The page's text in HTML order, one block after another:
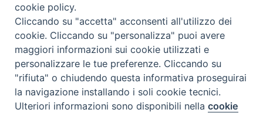
CONTATTI
Piazza Arcivescovado, 1 48121- Ravenna
tel 0544.541655
curia@diocesiravennacervia.it
Per segnalazioni tecniche e aggiornamenti:
webmaster@diocesiravennacervia.it
Preferenze Cookie
cookie policy.
Cliccando su "accetta" acconsenti all'utilizzo dei
cookie. Cliccando su "personalizza" puoi avere
maggiori informazioni sui cookie utilizzati e
personalizzare le tue preferenze. Cliccando su
"rifiuta" o chiudendo questa informativa proseguirai
la navigazione installando i soli cookie tecnici.
Ulteriori informazioni sono disponibili nellacookie